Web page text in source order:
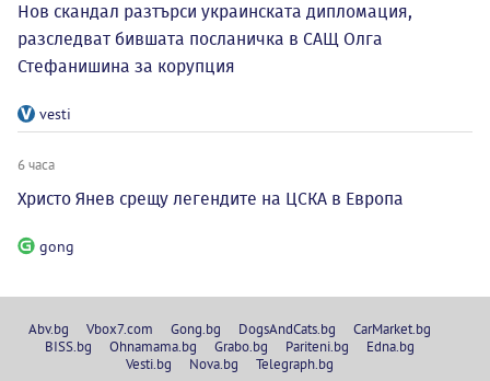
Нов скандал разтърси украинската дипломация,
разследват бившата посланичка в САЩ Олга
Стефанишина за корупция
vesti
6 часа
Христо Янев срещу легендите на ЦСКА в Европа
gong
Abv.bg Vbox7.com Gong.bg DogsAndCats.bg
CarMarket.bg
BISS.bg
Ohnamama.bg Grabo.bg Pariteni.bg
Edna.bg
Vesti.bg
Nova.bg Telegraph.bg